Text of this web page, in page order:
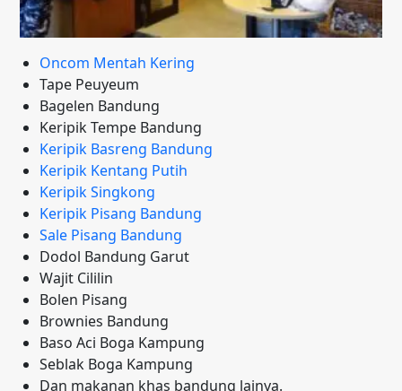
Oncom Mentah Kering
Tape Peuyeum
Bagelen Bandung
Keripik Tempe Bandung
Keripik Basreng Bandung
Keripik Kentang Putih
Keripik Singkong
Keripik Pisang Bandung
Sale Pisang Bandung
Dodol Bandung Garut
Wajit Cililin
Bolen Pisang
Brownies Bandung
Baso Aci Boga Kampung
Seblak Boga Kampung
Dan makanan khas bandung lainya.